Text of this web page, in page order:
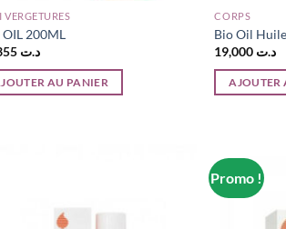
VERGETURES
OIL 200ML
د.ت
AU PANIER
CORPS
Bio Oil
د.ت
AJOUTER
Promo !